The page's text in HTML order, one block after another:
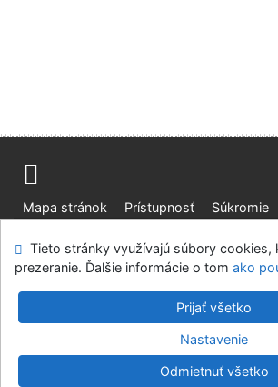
Mapa stránok Prístupnosť
Súkromie
Slovenská lesnícka a drevárska knižnica
univerzite vo Zvolene
©1993-2026IPACv.4.8.63a-
Tieto stránky využívajú súbory cookies,
prezeranie. Ďalšie informácie o tom ako
Prijať všetko
Nastavenie
Odmietnuť všetko